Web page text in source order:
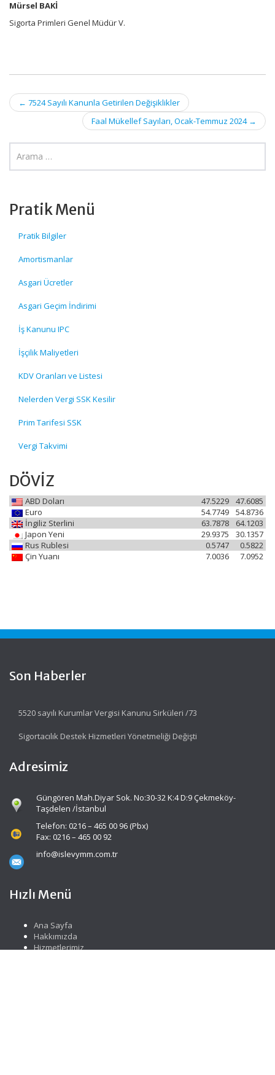
Mürsel BAKİ
Sigorta Primleri Genel Müdür V.
Post
navigation
← 7524 Sayılı Kanunla Getirilen Değişiklikler
Faal Mükellef Sayıları, Ocak-Temmuz 2024 →
Pratik Menü
Pratik Bilgiler
Amortismanlar
Asgari Ücretler
Asgari Geçim İndirimi
İş Kanunu IPC
İşçilik Maliyetleri
KDV Oranları ve Listesi
Nelerden Vergi SSK Kesilir
Prim Tarifesi SSK
Vergi Takvimi
DÖVİZ
ABD Doları 47.6085
47.5229
Euro
54.8736
54.7749
İngiliz Sterlini
64.1203
63.7878
Japon Yeni
30.1357
29.9375
Rus Rublesi
0.5822
0.5747
Çin Yuanı
7.0952
7.0036
Son Haberler
5520 sayılı Kurumlar Vergisi Kanunu Sirküleri /73
Sigortacılık Destek Hizmetleri Yönetmeliği Değişti
Adresimiz
Güngören Mah.Diyar Sok. No:30-32 K:4 D:9 Çekmeköy-
Taşdelen /İstanbul
Telefon: 0216 – 465 00 96 (Pbx)
Fax: 0216 – 465 00 92
info@islevymm.com.tr
Hızlı Menü
Ana Sayfa
Hakkımızda
Hizmetlerimiz